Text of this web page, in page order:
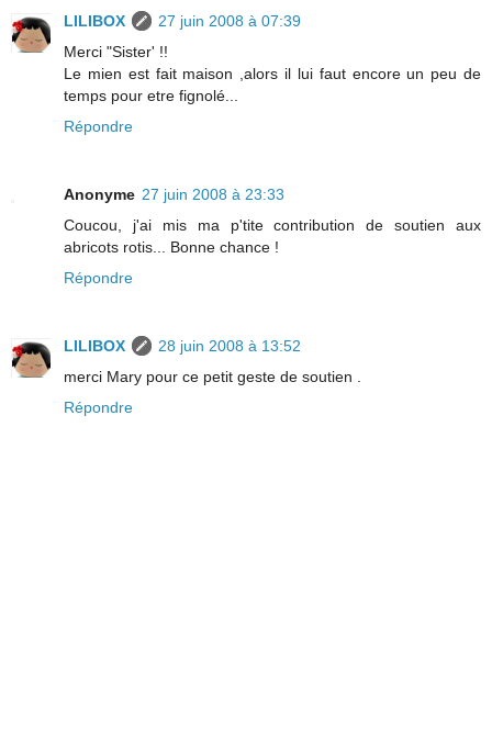
LILIBOX
27 juin 2008 à 07:39
Merci "Sister' !!
Le mien est fait maison ,alors il lui faut encore un peu de
temps pour etre fignolé...
Répondre
Anonyme 27 juin 2008 à 23:33
Coucou, j'ai mis ma p'tite contribution de soutien aux
abricots rotis... Bonne chance !
Répondre
LILIBOX
28 juin 2008 à 13:52
merci Mary pour ce petit geste de soutien .
Répondre